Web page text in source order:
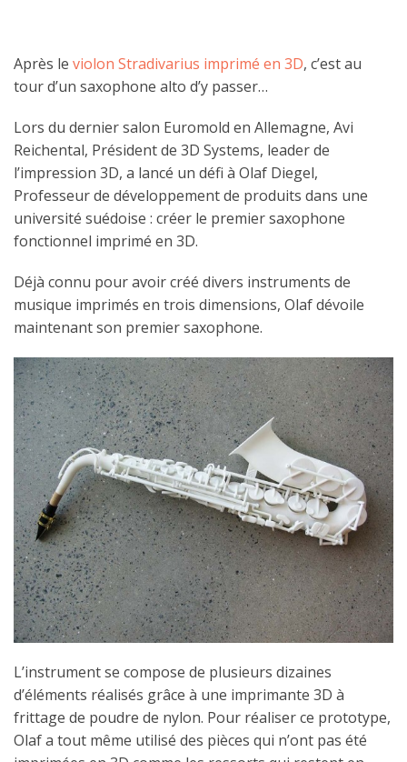
Après le violon Stradivarius imprimé en 3D, c’est au
tour d’un saxophone alto d’y passer…
Lors du dernier salon Euromold en Allemagne, Avi
Reichental, Président de 3D Systems, leader de
l’impression 3D, a lancé un défi à Olaf Diegel,
Professeur de développement de produits dans une
université suédoise : créer le premier saxophone
fonctionnel imprimé en 3D.
Déjà connu pour avoir créé divers instruments de
musique imprimés en trois dimensions, Olaf dévoile
maintenant son premier saxophone.
L’instrument se compose de plusieurs dizaines
d’éléments réalisés grâce à une imprimante 3D à
frittage de poudre de nylon. Pour réaliser ce prototype,
Olaf a tout même utilisé des pièces qui n’ont pas été